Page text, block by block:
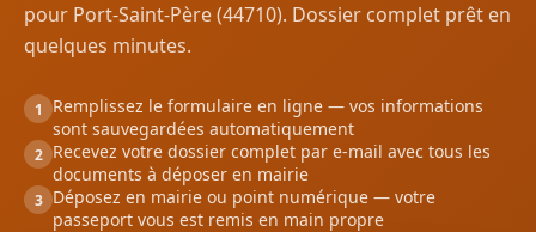
pour Port-Saint-Père (44710). Dossier complet prêt en
quelques minutes.
1
Remplissez le formulaire en ligne — vos informations
sont sauvegardées automatiquement
2 Recevez votre dossier complet par e-mail avec tous les
documents à déposer en mairie
3 Déposez en mairie ou point numérique — votre
passeport vous est remis en main propre